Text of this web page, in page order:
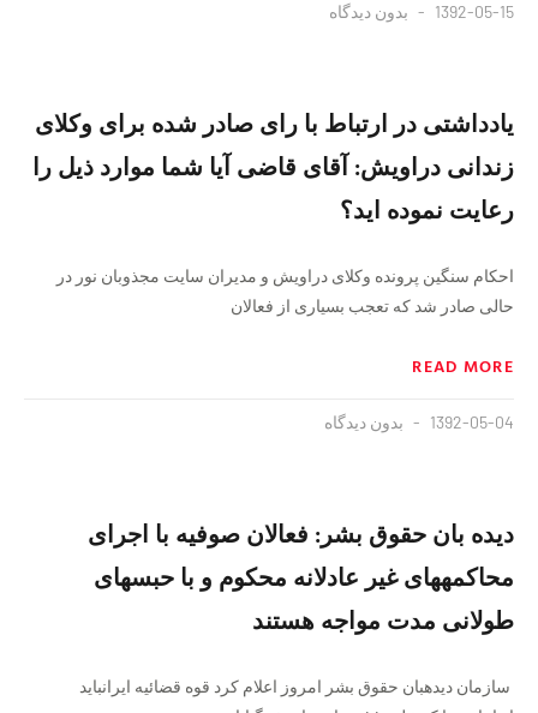
1392-05-15 بدون دیدگاه
یادداشتی در ارتباط با رای صادر شده برای وکلای
زندانی دراویش: آقای قاضی آیا شما موارد ذیل را
رعایت نموده اید؟
احکام سنگین پرونده وکلای دراویش و مدیران سایت مجذوبان نور در
حالی صادر شد که تعجب بسیاری از فعالان
READ MORE
1392-05-04 بدون دیدگاه
دیده بان حقوق بشر: فعالان صوفیه با اجرای
محاکمه‏های غیر عادلانه محکوم و با حبس‏های
طولانی مدت مواجه هستند
سازمان دیده‏بان حقوق بشر امروز اعلام کرد قوه قضائیه ایرانباید